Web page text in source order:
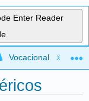
Enter Reader
global
Vocacional